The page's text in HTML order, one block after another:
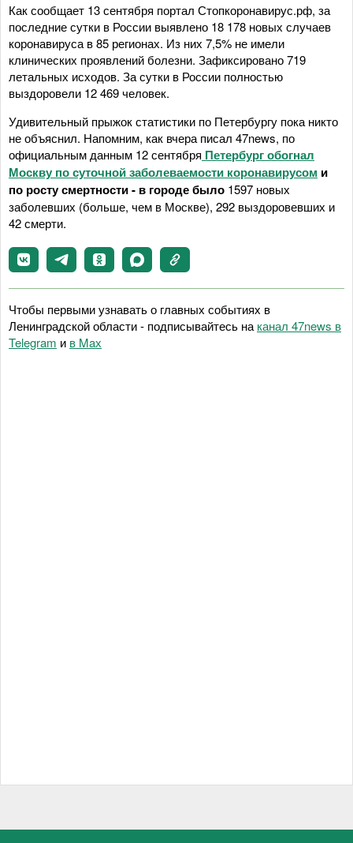
Как сообщает 13 сентября портал Стопкоронавирус.рф, за
последние сутки в России выявлено 18 178 новых случаев
коронавируса в 85 регионах. Из них 7,5% не имели
клинических проявлений болезни. Зафиксировано 719
летальных исходов. За сутки в России полностью
выздоровели 12 469 человек.
Удивительный прыжок статистики по Петербургу пока никто
не объяснил. Напомним, как вчера писал 47news, по
официальным данным 12 сентября Петербург обогнал
Москву по суточной заболеваемости коронавирусом и
по росту смертности - в городе было 1597 новых
заболевших (больше, чем в Москве), 292 выздоровевших и
42 смерти.
Чтобы первыми узнавать о главных событиях в
Ленинградской области - подписывайтесь на канал 47news в
Telegram и в Maх